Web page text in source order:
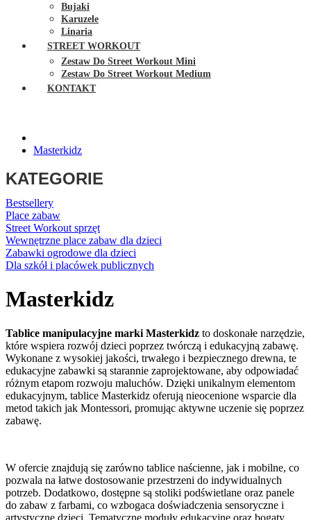
Bujaki
Karuzele
Linaria
STREET WORKOUT
Zestaw Do Street Workout Mini
Zestaw Do Street Workout Medium
KONTAKT
Masterkidz
KATEGORIE
Bestsellery
Place zabaw
Street Workout sprzęt
Wewnętrzne place zabaw dla dzieci
Zabawki ogrodowe dla dzieci
Dla szkół i placówek publicznych
Masterkidz
Tablice manipulacyjne marki Masterkidz to doskonałe narzędzie,
które wspiera rozwój dzieci poprzez twórczą i edukacyjną zabawę.
Wykonane z wysokiej jakości, trwałego i bezpiecznego drewna, te
edukacyjne zabawki są starannie zaprojektowane, aby odpowiadać
różnym etapom rozwoju maluchów. Dzięki unikalnym elementom
edukacyjnym, tablice Masterkidz oferują nieocenione wsparcie dla
metod takich jak Montessori, promując aktywne uczenie się poprzez
zabawę.
W ofercie znajdują się zarówno tablice naścienne, jak i mobilne, co
pozwala na łatwe dostosowanie przestrzeni do indywidualnych
potrzeb. Dodatkowo, dostępne są stoliki podświetlane oraz panele
do zabaw z farbami, co wzbogaca doświadczenia sensoryczne i
artystyczne dzieci. Tematyczne moduły edukacyjne oraz bogaty